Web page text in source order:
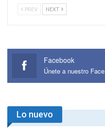
PREV NEXT
Facebook
Únete a nuestro Face
Lo nuevo